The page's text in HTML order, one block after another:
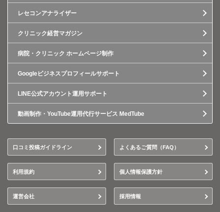
レセコンアナライザー
クリニック経営マガジン
病院・クリニック ホームページ制作
Googleビジネスプロフィールサポート
LINE公式アカウント運用サポート
動画制作・YouTube運用代行サービス MedTube
口コミ投稿ガイドライン よくあるご質問（FAQ）
利用規約 個人情報保護方針
運営会社 採用情報